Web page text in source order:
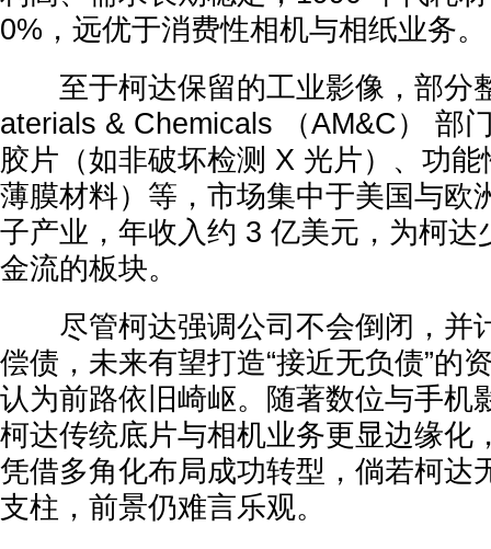
0%，远优于消费性相机与相纸业务。
至于柯达保留的工业影像，部分
aterials & Chemicals （AM&C） 部
胶片（如非破坏检测 X 光片）、功
薄膜材料）等，市场集中于美国与欧
子产业，年收入约 3 亿美元，为柯达
金流的板块。
尽管柯达强调公司不会倒闭，并
偿债，未来有望打造“接近无负债”的
认为前路依旧崎岖。随著数位与手机
柯达传统底片与相机业务更显边缘化
凭借多角化布局成功转型，倘若柯达
支柱，前景仍难言乐观。